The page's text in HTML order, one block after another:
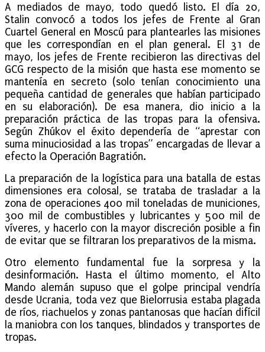
A mediados de mayo, todo quedó listo. El día 20,
Stalin convocó a todos los jefes de Frente al Gran
Cuartel General en Moscú para plantearles las misiones
que les correspondían en el plan general. El 31 de
mayo, los jefes de Frente recibieron las directivas del
GCG respecto de la misión que hasta ese momento se
mantenía en secreto (solo tenían conocimiento una
pequeña cantidad de generales que habían participado
en su elaboración). De esa manera, dio inicio a la
preparación práctica de las tropas para la ofensiva.
Según Zhúkov el éxito dependería de “aprestar con
suma minuciosidad a las tropas” encargadas de llevar a
efecto la Operación Bagratión.
La preparación de la logística para una batalla de estas
dimensiones era colosal, se trataba de trasladar a la
zona de operaciones 400 mil toneladas de municiones,
300 mil de combustibles y lubricantes y 500 mil de
víveres, y hacerlo con la mayor discreción posible a fin
de evitar que se filtraran los preparativos de la misma.
Otro elemento fundamental fue la sorpresa y la
desinformación. Hasta el último momento, el Alto
Mando alemán supuso que el golpe principal vendría
desde Ucrania, toda vez que Bielorrusia estaba plagada
de ríos, riachuelos y zonas pantanosas que hacían difícil
la maniobra con los tanques, blindados y transportes de
tropas.